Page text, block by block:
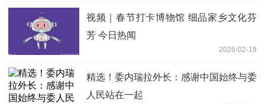
视频｜春节打卡博物馆 细品家乡文化芬
芳 今日热闻
2026-02-19
精选！委内瑞拉外长：感谢中国始终与委
人民站在一起